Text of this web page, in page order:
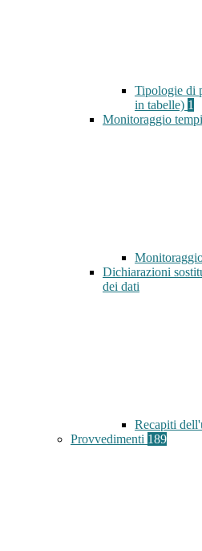
Tipologie di
in tabelle) 1
Monitoraggio
Dichiarazioni
dei dati
Recapiti
Provvedimenti 189